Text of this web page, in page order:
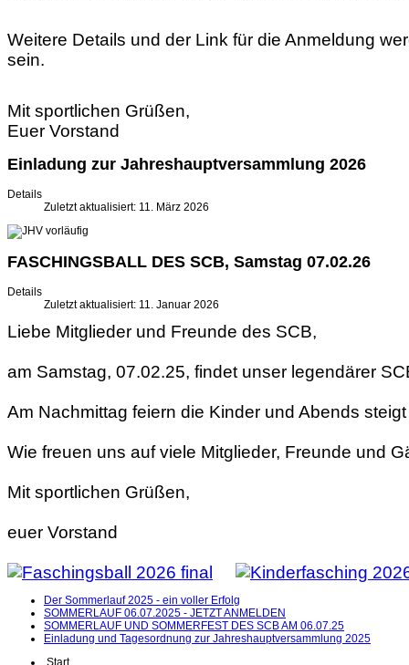
Weitere Details und der Link für die Anmeldung
sein.
Mit sportlichen Grüßen,
Euer Vorstand
Einladung zur Jahreshauptversammlung 2026
Details
Zuletzt aktualisiert: 11. März 2026
FASCHINGSBALL DES SCB, Samstag 07.02.26
Details
Zuletzt aktualisiert: 11. Januar 2026
Liebe Mitglieder und Freunde des SCB,
am Samstag, 07.02.25, findet unser legendärer
Am Nachmittag feiern die Kinder und Abends
Wie freuen uns auf viele Mitglieder, Freunde und
Mit sportlichen Grüßen,
euer Vorstand
Der Sommerlauf 2025 - ein voller Erfolg
SOMMERLAUF 06.07.2025 - JETZT ANMELDEN
SOMMERLAUF UND SOMMERFEST DES SCB AM 06.07.25
Einladung und Tagesordnung zur Jahreshauptversammlung 2025
Start